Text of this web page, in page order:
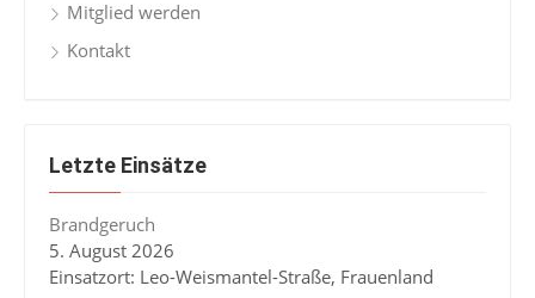
Mitglied werden
Kontakt
Letzte Einsätze
Brandgeruch
5. August 2026
Einsatzort: Leo-Weismantel-Straße, Frauenland